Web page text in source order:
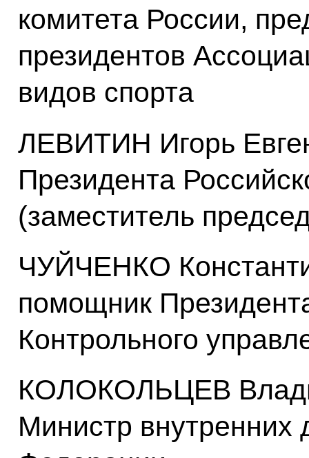
комитета России,
президентов
видов спорта
ЛЕВИТИН Игорь
Президента
(заместитель
ЧУЙЧЕНКО
помощник
Контрольного
КОЛОКОЛЬЦЕВ
Министр внутренних